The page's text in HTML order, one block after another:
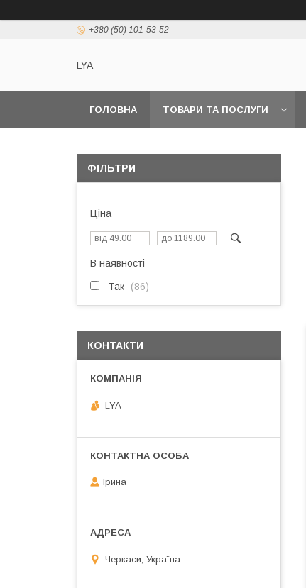
+380 (50) 101-53-52
LYA
ГОЛОВНА ТОВАРИ ТА ПОСЛУГИ
ФІЛЬТРИ
Ціна
В наявності
Так 86
КОНТАКТИ
LYA
Ірина
Черкаси, Україна